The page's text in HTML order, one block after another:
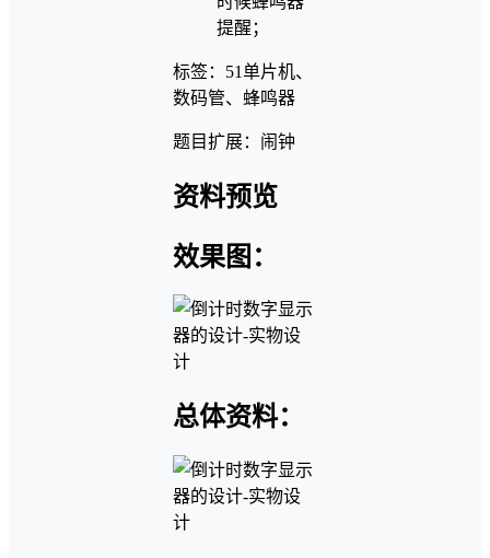
提醒；
标签：51单片机、
数码管、蜂鸣器
题目扩展：闹钟
资料预览
效果图：
总体资料：